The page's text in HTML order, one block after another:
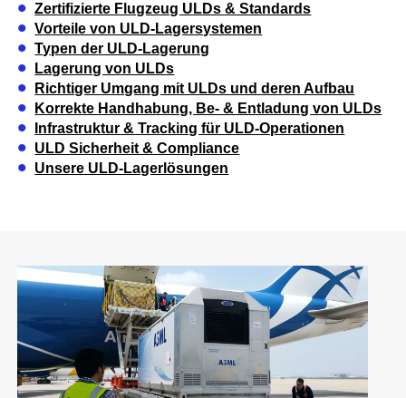
Zertifizierte Flugzeug ULDs & Standards
Vorteile von ULD-Lagersystemen
Typen der ULD-Lagerung
Lagerung von ULDs
Richtiger Umgang mit ULDs und deren Aufbau
Korrekte Handhabung, Be- & Entladung von ULDs
Infrastruktur & Tracking für ULD-Operationen
ULD Sicherheit & Compliance
Unsere ULD-Lagerlösungen